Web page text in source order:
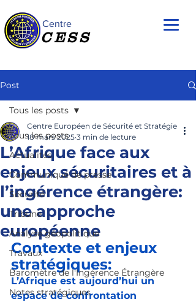
Centre
CESS
Post
Tous les posts
Actualités
Communiqué de presse
Sécurité
Tribune
Analyse géopolitique
Travaux
Baromètre de l'Ingérence Étrangère
Notes stratégiques
Tous les posts
L’Afrique face aux
enjeux sécuritaires et à
l’ingérence étrangère:
une approche
européenne
Centre Européen de Sécurité et Stratégie
18 mars 2025 3 min de lecture
Contexte et enjeux
stratégiques:
L’Afrique est aujourd’hui un
espace de confrontation